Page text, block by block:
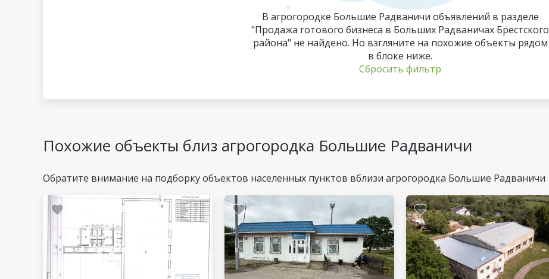
В агрогородке Большие Радваничи объявлений в разделе
"Продажа готового бизнеса в Больших Радваничах Брестского
района" не найдено. Но взгляните на похожие объекты рядом
в блоке ниже.
Сбросить фильтр
Похожие объекты близ агрогородка Большие Радваничи
Обратите внимание на подборку объектов населенных пунктов вблизи агрогородка Большие Радваничи